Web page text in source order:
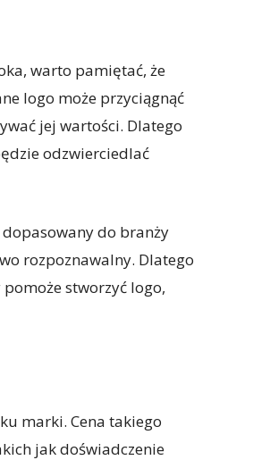
warto pamiętać, że
logo może przyciągnąć
jej wartości. Dlatego
odzwierciedlać
do branży
rozpoznawalny. Dlatego
stworzyć logo,
marki. Cena takiego
jak doświadczenie